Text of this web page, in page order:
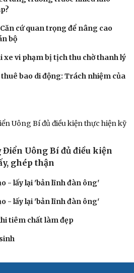
Câu chuyện thời sự
Kể chuyện cho bé
Hạt giống tâm hồn
cứ quan trọng để nâng cao
bộ
xe vi phạm bị tịch thu chờ thanh lý
bao di động: Trách nhiệm của
Điển Uông Bí đủ điều kiện
ghép thận
- lấy lại 'bản lĩnh đàn ông'
- lấy lại 'bản lĩnh đàn ông'
tiêm chất làm đẹp